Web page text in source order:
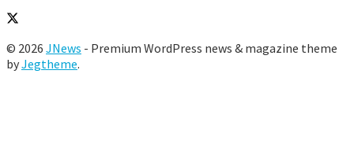
© 2026 JNews - Premium WordPress news & magazine theme
byJegtheme.